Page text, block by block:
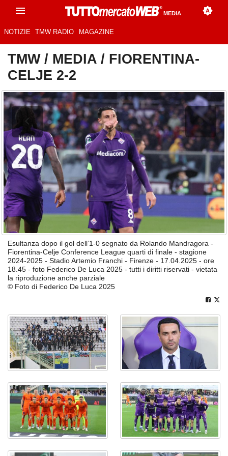
MEDIA
NOTIZIE TMW RADIO MAGAZINE
TMW/ MEDIA / FIORENTINA-
CELJE 2-2
Esultanza dopo il gol dell’1-0 segnato da Rolando Mandragora -
Fiorentina-Celje Conference League quarti di finale - stagione
2024-2025 - Stadio Artemio Franchi - Firenze - 17.04.2025 - ore
18.45 - foto Federico De Luca 2025 - tutti i diritti riservati - vietata
la riproduzione anche parziale
© Foto di Federico De Luca 2025